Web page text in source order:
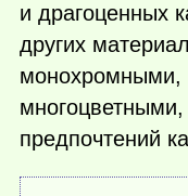
и драгоценных
других
монохромными,
многоцветными,
предпочтений